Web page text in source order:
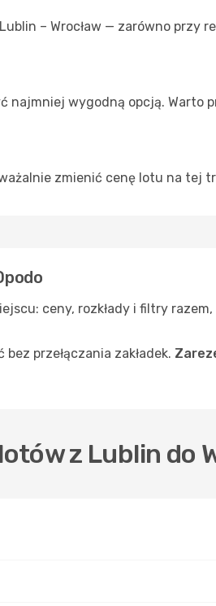
– Wrocław — zarówno przy
najmniej wygodną opcją. Warto
zmienić cenę lotu na tej
ceny, rozkłady i filtry
przełączania zakładek.
z Lublin do